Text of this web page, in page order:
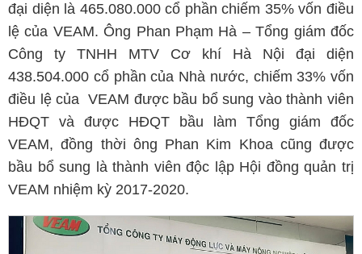
đại diện là 465.080.000 cổ phần chiếm 35% vốn điều
lệ của VEAM. Ông Phan Phạm Hà – Tổng giám đốc
Công ty TNHH MTV Cơ khí Hà Nội đại diện
438.504.000 cổ phần của Nhà nước, chiếm 33% vốn
điều lệ của VEAM được bầu bổ sung vào thành viên
HĐQT và được HĐQT bầu làm Tổng giám đốc
VEAM, đồng thời ông Phan Kim Khoa cũng được
bầu bổ sung là thành viên độc lập Hội đồng quản trị
VEAM nhiệm kỳ 2017-2020.